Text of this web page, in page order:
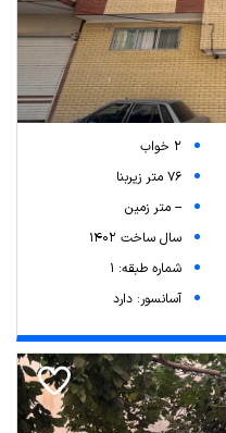
2 خواب
76 متر زیربنا
-- متر زمین
سال ساخت 1402
شماره طبقه: 1
آسانسور: دارد